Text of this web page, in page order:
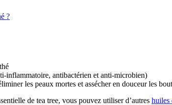
?
inflammatoire, antibactérien et anti-microbien)
les peaux mortes et assécher en douceur les
de tea tree, vous pouvez utiliser d’autres huiles